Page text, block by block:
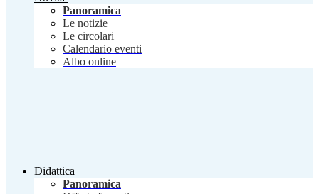
Panoramica
Le notizie
Le circolari
Calendario eventi
Albo online
Didattica
Panoramica